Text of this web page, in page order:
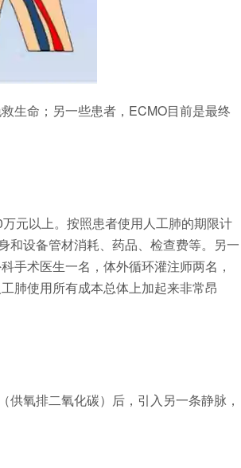
生命；另一些患者，ECMO目前是最终
元以上。按照患者使用人工肺的期限计
和设备管材消耗、药品、检查费等。另一
手术医生一名，体外循环灌注师两名，
肺使用所有成本总体上加起来非常昂
氧排二氧化碳）后，引入另一条静脉，